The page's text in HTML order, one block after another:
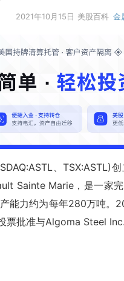
2021年10月15日 美股百科 金
、TSX:ASTL)
Sainte Marie，是一家
能力约为每年280万吨。
票批准与Algoma Steel